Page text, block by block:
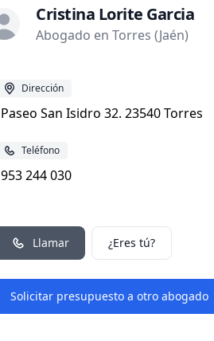
Cristina Lorite Garcia
Abogado en Torres (Jaén)
Dirección
Paseo San Isidro 32. 23540 Torres
Teléfono
953 244 030
Llamar ¿Eres tú?
Solicitar presupuesto a otro abogado